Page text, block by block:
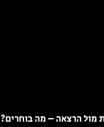
מול הרצאה – מה בוחרים?